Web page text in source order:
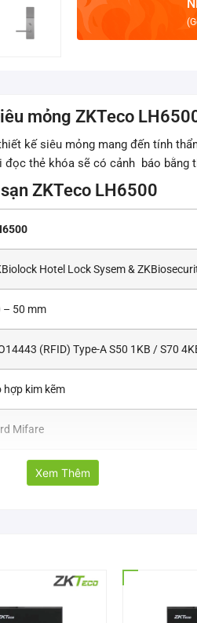
mỏng ZKTeco
kế siêu mỏng mang đến tính
đọc thẻ khóa sẽ có cảnh báo bằng
ZKTeco LH6500
Hotel Lock Sysem &
– 50 mm
(RFID) Type-A S50 1KB / S70
hợp kim kẽm
Mifare
5 chốt
chuyên nghiệp – cài đặt chỉ bằng
thấp
Xem Thêm